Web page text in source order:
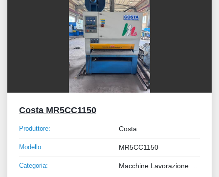
Ordina per
Costa MR5CC1150
Produttore: Costa
Modello: MR5CC1150
Categoria: